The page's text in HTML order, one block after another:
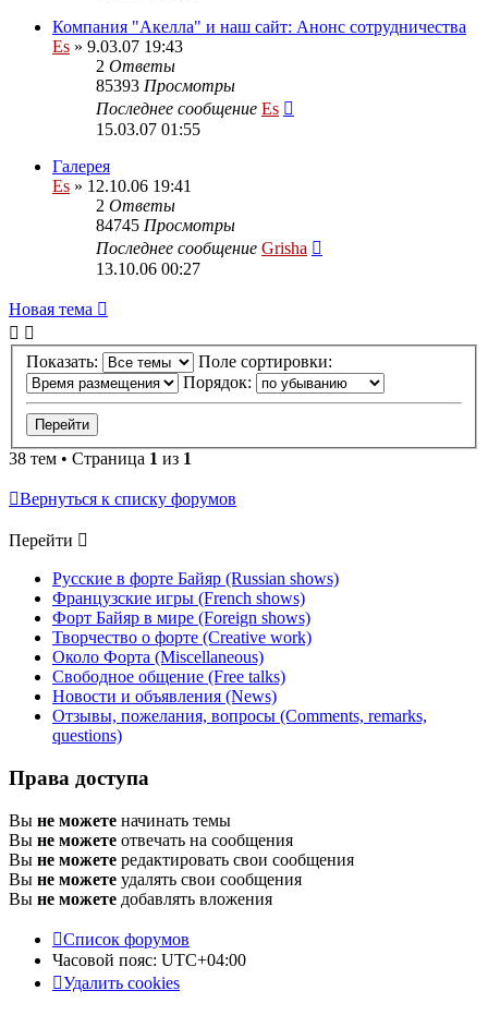
Компания "Акелла" и наш сайт: Анонс сотрудничества
Es » 9.03.07 19:43
2 Ответы
85393 Просмотры
Последнее сообщение Es
15.03.07 01:55
Галерея
Es » 12.10.06 19:41
2 Ответы
84745 Просмотры
Последнее сообщение Grisha
13.10.06 00:27
Новая тема
Показать:
Поле сортировки:
Порядок:
38 тем • Страница 1 из 1
Вернуться к списку форумов
Перейти
Русские в форте Байяр (Russian shows)
Французские игры (French shows)
Форт Байяр в мире (Foreign shows)
Творчество о форте (Creative work)
Около Форта (Miscellaneous)
Свободное общение (Free talks)
Новости и объявления (News)
Отзывы, пожелания, вопросы (Comments, remarks,
questions)
Права доступа
Вы не можете начинать темы
Вы не можете отвечать на сообщения
Вы не можете редактировать свои сообщения
Вы не можете удалять свои сообщения
Вы не можете добавлять вложения
Список форумов
Часовой пояс: UTC+04:00
Удалить cookies